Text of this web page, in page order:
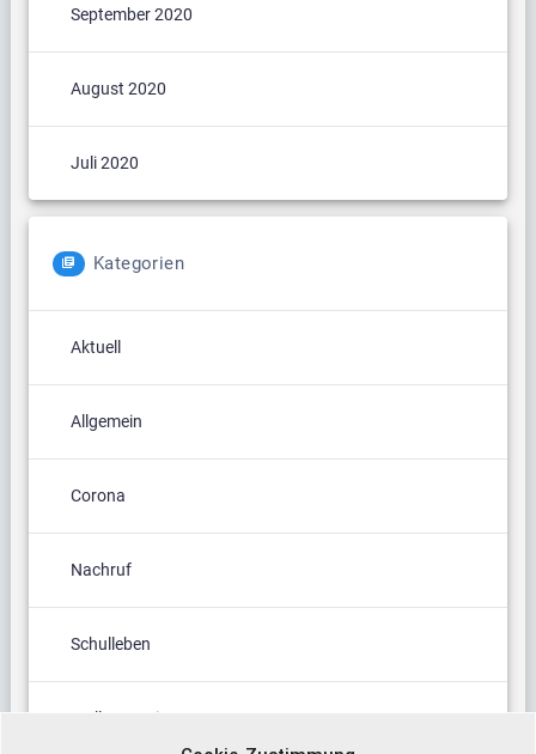
September 2020
August 2020
Juli 2020
Kategorien
Aktuell
Allgemein
Corona
Nachruf
Schulleben
Stellenanzeige